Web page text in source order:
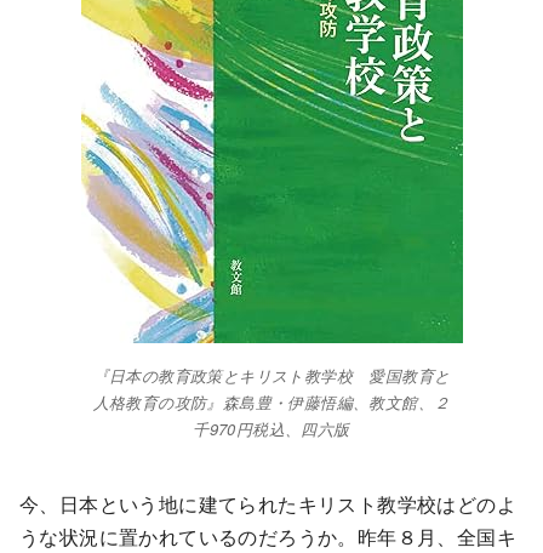
『日本の教育政策とキリスト教学校 愛国教育と
人格教育の攻防』森島豊・伊藤悟編、教文館、２
千970円税込、四六版
今、日本という地に建てられたキリスト教学校はどのよ
うな状況に置かれているのだろうか。昨年８月、全国キ